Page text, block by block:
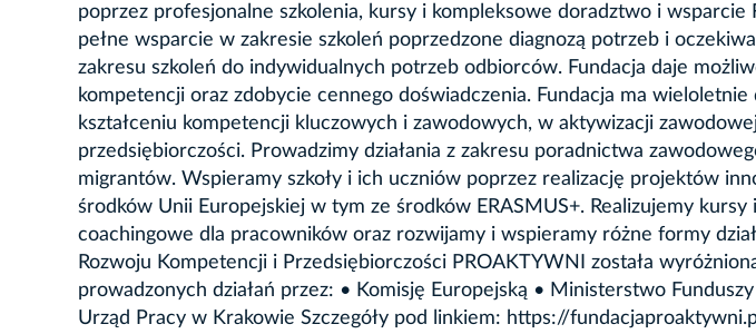
poprzez profesjonalne szkolenia, kursy i kompleksowe doradztwo i wsparcie
pełne wsparcie w zakresie szkoleń poprzedzone diagnozą potrzeb i
zakresu szkoleń do indywidualnych potrzeb odbiorców. Fundacja daje
kompetencji oraz zdobycie cennego doświadczenia. Fundacja ma
kształceniu kompetencji kluczowych i zawodowych, w aktywizacji
przedsiębiorczości. Prowadzimy działania z zakresu poradnictwa
migrantów. Wspieramy szkoły i ich uczniów poprzez realizację projektów
środków Unii Europejskiej w tym ze środków ERASMUS+. Realizujemy kursy
coachingowe dla pracowników oraz rozwijamy i wspieramy różne formy
Rozwoju Kompetencji i Przedsiębiorczości PROAKTYWNI została
prowadzonych działań przez: • Komisję Europejską • Ministerstwo
Urząd Pracy w Krakowie Szczegóły pod linkiem: https://